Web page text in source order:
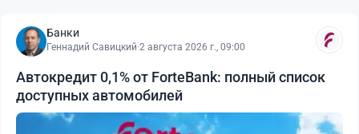
Банки
Геннадий Савицкий·2 августа 2026 г., 09:00
Автокредит 0,1% от ForteBank: полный список
доступных автомобилей